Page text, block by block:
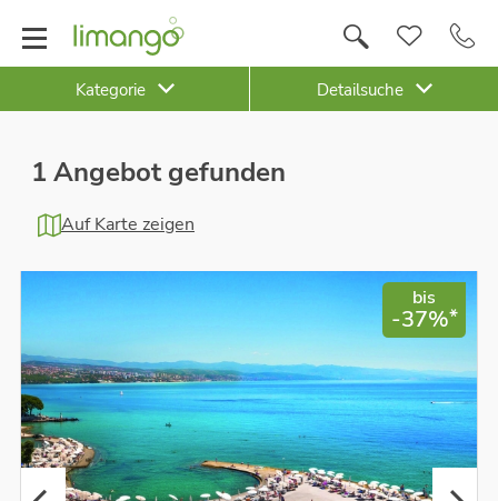
Kategorie Detailsuche
1 Angebot gefunden
Auf Karte zeigen
bis
-37%*